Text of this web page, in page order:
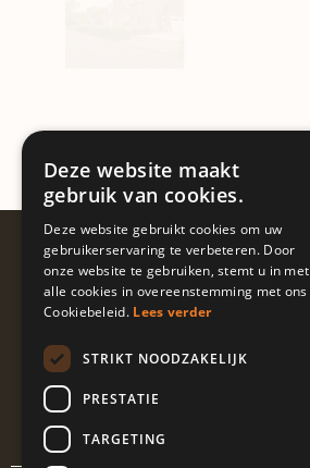
Volg ons
@guapalocaties
I
n
s
t
a
g
L
i
n
e
E
n
v
l
Deze website maakt
gebruik van cookies.
Deze website gebruikt cookies om uw
gebruikerservaring te verbeteren. Door
onze website te gebruiken, stemt u in met
alle cookies in overeenstemming met ons
Cookiebeleid. Lees verder
STRIKT NOODZAKELIJK
PRESTATIE
TARGETING